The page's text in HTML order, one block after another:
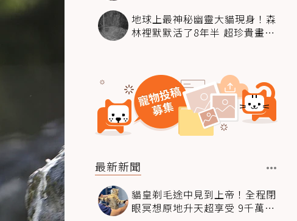
地球上最神秘幽靈大貓現身！森
林裡默默活了8年半 超珍貴畫面
最新新聞
貓皇剃毛途中見到上帝！全程閉
眼冥想原地升天超享受 9千萬人